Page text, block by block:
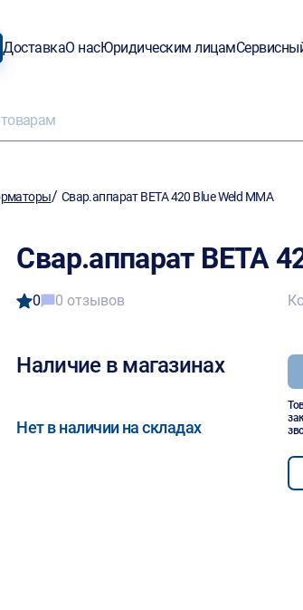
ДоставкаО насЮридическим лицам
/ Свар.аппарат BETA 420 Blue Weld MMA
Свар.аппарат BETA
0 0 отзывов
Наличие в магазинах
Нет в наличии на складах